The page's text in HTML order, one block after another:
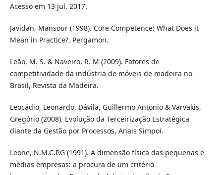
Acesso em 13 jul. 2017.
Javidan, Mansour (1998). Core Competence: What Does it
Mean in Practice?, Pergamon.
Leão, M. S. & Naveiro, R. M (2009). Fatores de
competitividade da indústria de móveis de madeira no
Brasil, Revista da Madeira.
Leocádio, Leonardo, Dávila, Guillermo Antonio & Varvakis,
Gregório (2008). Evolução da Terceirização Estratégica
diante da Gestão por Processos, Anais Simpoi.
Leone, N.M.C.P.G (1991). A dimensão física das pequenas e
médias empresas: a procura de um critério